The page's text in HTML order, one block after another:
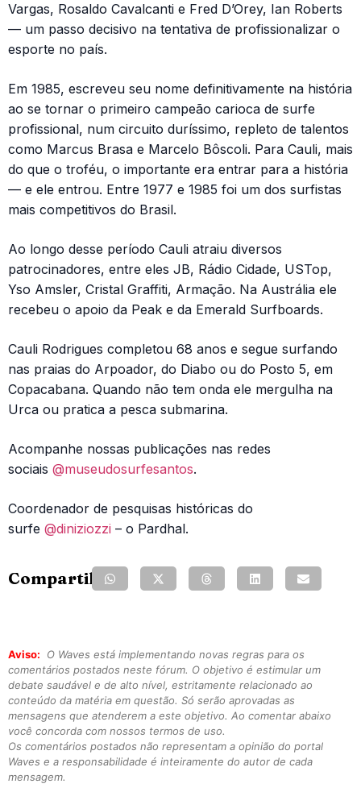
Vargas, Rosaldo Cavalcanti e Fred D’Orey, Ian Roberts
— um passo decisivo na tentativa de profissionalizar o
esporte no país.
Em 1985, escreveu seu nome definitivamente na história
ao se tornar o primeiro campeão carioca de surfe
profissional, num circuito duríssimo, repleto de talentos
como Marcus Brasa e Marcelo Bôscoli. Para Cauli, mais
do que o troféu, o importante era entrar para a história
— e ele entrou. Entre 1977 e 1985 foi um dos surfistas
mais competitivos do Brasil.
Ao longo desse período Cauli atraiu diversos
patrocinadores, entre eles JB, Rádio Cidade, USTop,
Yso Amsler, Cristal Graffiti, Armação. Na Austrália ele
recebeu o apoio da Peak e da Emerald Surfboards.
Cauli Rodrigues completou 68 anos e segue surfando
nas praias do Arpoador, do Diabo ou do Posto 5, em
Copacabana. Quando não tem onda ele mergulha na
Urca ou pratica a pesca submarina.
Acompanhe nossas publicações nas redes
sociais @museudosurfesantos.
Coordenador de pesquisas históricas do
surfe @diniziozzi – o Pardhal.
Compartilhe:
Aviso:
O Waves está implementando novas regras para os
comentários postados neste fórum. O objetivo é estimular um
debate saudável e de alto nível, estritamente relacionado ao
conteúdo da matéria em questão. Só serão aprovadas as
mensagens que atenderem a este objetivo. Ao comentar abaixo
você concorda com nossos termos de uso.
Os comentários postados não representam a opinião do portal
Waves e a responsabilidade é inteiramente do autor de cada
mensagem.